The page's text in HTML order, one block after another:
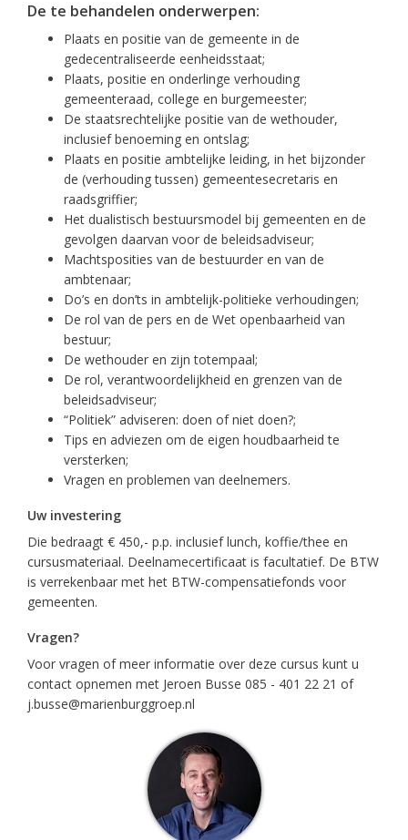
De te behandelen onderwerpen:
Plaats en positie van de gemeente in de
gedecentraliseerde eenheidsstaat;
Plaats, positie en onderlinge verhouding
gemeenteraad, college en burgemeester;
De staatsrechtelijke positie van de wethouder,
inclusief benoeming en ontslag;
Plaats en positie ambtelijke leiding, in het bijzonder
de (verhouding tussen) gemeentesecretaris en
raadsgriffier;
Het dualistisch bestuursmodel bij gemeenten en de
gevolgen daarvan voor de beleidsadviseur;
Machtsposities van de bestuurder en van de
ambtenaar;
Do’s en don’ts in ambtelijk-politieke verhoudingen;
De rol van de pers en de Wet openbaarheid van
bestuur;
De wethouder en zijn totempaal;
De rol, verantwoordelijkheid en grenzen van de
beleidsadviseur;
“Politiek” adviseren: doen of niet doen?;
Tips en adviezen om de eigen houdbaarheid te
versterken;
Vragen en problemen van deelnemers.
Uw investering
Die bedraagt € 450,- p.p. inclusief lunch, koffie/thee en
cursusmateriaal. Deelnamecertificaat is facultatief. De BTW
is verrekenbaar met het BTW-compensatiefonds voor
gemeenten.
Vragen?
Voor vragen of meer informatie over deze cursus kunt u
contact opnemen met Jeroen Busse 085 - 401 22 21 of
j.busse@marienburggroep.nl